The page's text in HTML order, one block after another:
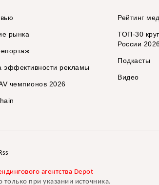
рынка
эффективности рекламы
чемпионов 2026
Рейтинг
ТОП-30
России
Подкасты
Видео
агентства Depot
при указании источника.